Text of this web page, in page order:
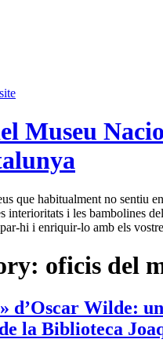
Museu
que habitualment no sentiu
interioritats i les bambolines
hi i enriquir-lo amb els
oficis del
d’Oscar Wilde:
la Biblioteca